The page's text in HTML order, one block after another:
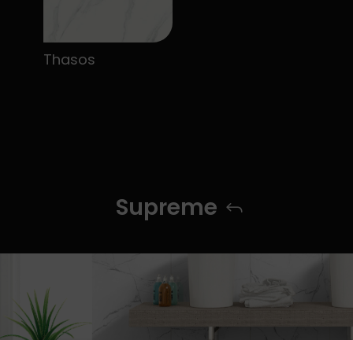
Thasos
Supreme